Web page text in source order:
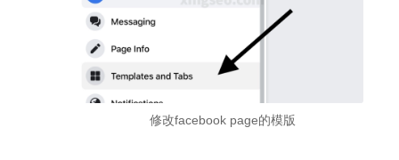
修改facebook page的模版